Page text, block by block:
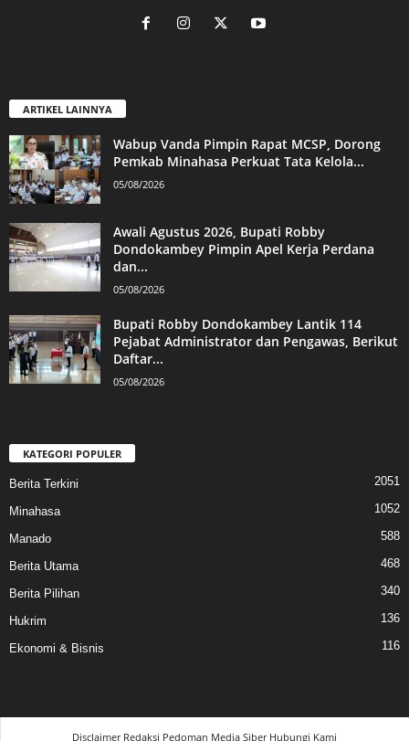
ARTIKEL LAINNYA
Wabup Vanda Pimpin Rapat MCSP, Dorong
Pemkab Minahasa Perkuat Tata Kelola...
05/08/2026
Awali Agustus 2026, Bupati Robby
Dondokambey Pimpin Apel Kerja Perdana
dan...
05/08/2026
Bupati Robby Dondokambey Lantik 114
Pejabat Administrator dan Pengawas, Berikut
Daftar...
05/08/2026
KATEGORI POPULER
Berita Terkini 2051
Minahasa 1052
Manado 588
Berita Utama 468
Berita Pilihan 340
Hukrim 136
Ekonomi & Bisnis 116
Disclaimer Redaksi Pedoman Media Siber Hubungi Kami